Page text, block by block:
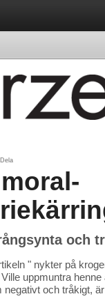
Dela
och
" nykter på
uppmuntra
och tråkigt,